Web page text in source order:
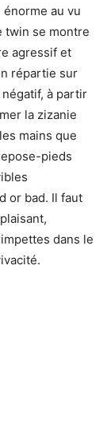
énorme au vu
twin se montre
agressif et
répartie sur
à partir
la zizanie
mains que
pieds
or bad. Il faut
dans le